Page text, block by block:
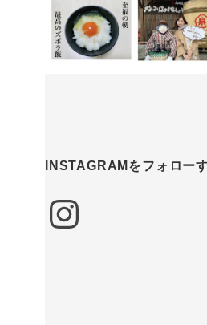
INSTAGRAMをフォロー
Instagram